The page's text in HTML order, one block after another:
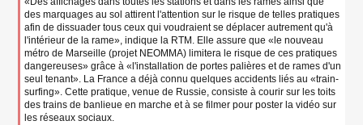
des marquages au sol attirent l'attention sur le risque de telles pratiques
afin de dissuader tous ceux qui voudraient se déplacer autrement qu'à
l'intérieur de la rame», indique la RTM. Elle assure que «le nouveau
métro de Marseille (projet NEOMMA) limitera le risque de ces pratiques
dangereuses» grâce à «l'installation de portes palières et de rames d'un
seul tenant». La France a déjà connu quelques accidents liés au «train-
surfing». Cette pratique, venue de Russie, consiste à courir sur les toits
des trains de banlieue en marche et à se filmer pour poster la vidéo sur
les réseaux sociaux.